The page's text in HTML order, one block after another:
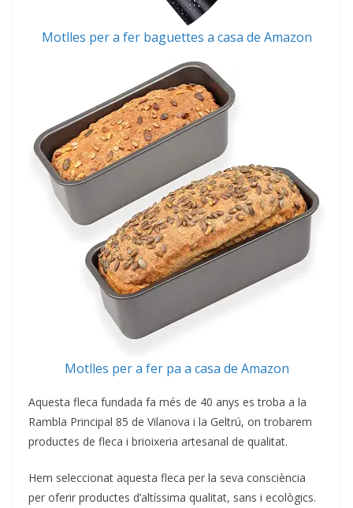
Motlles per a fer baguettes a casa de Amazon
Motlles per a fer pa a casa de Amazon
Aquesta fleca fundada fa més de 40 anys es troba a la
Rambla Principal 85 de Vilanova i la Geltrú, on trobarem
productes de fleca i brioixeria artesanal de qualitat.
Hem seleccionat aquesta fleca per la seva consciència
per oferir productes d’altíssima qualitat, sans i ecològics.